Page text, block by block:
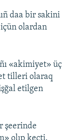
daa bir sakini
olardan
«akimiyet» üç
tilleri olaraq
etilgen
şeerinde